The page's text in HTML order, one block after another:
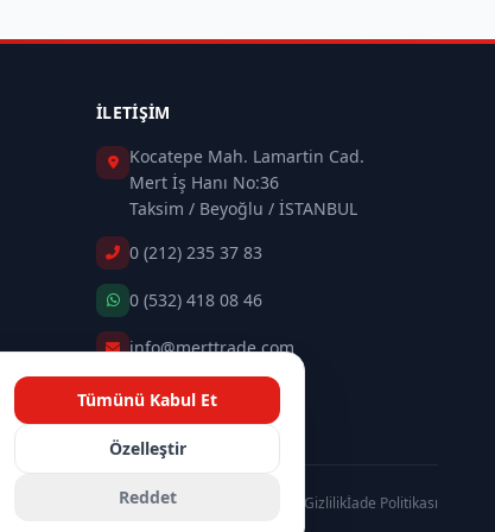
İLETIŞIM
Kocatepe Mah. Lamartin Cad.
Mert İş Hanı No:36
Taksim / Beyoğlu / İSTANBUL
0 (212) 235 37 83
0 (532) 418 08 46
info@merttrade.com
İletişim Sayfası
Gizlilikİade Politikası
Tümünü Kabul Et
Özelleştir
Reddet